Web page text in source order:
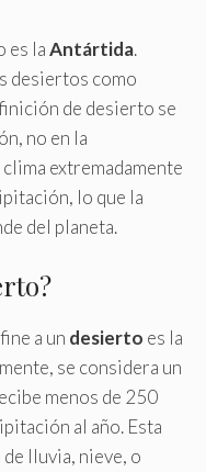
es laAntártida.
desiertos como
de desierto se
no en la
extremadamente
lo que la
del planeta.
a un desierto es la
se considera un
menos de 250
al año. Esta
lluvia, nieve, o